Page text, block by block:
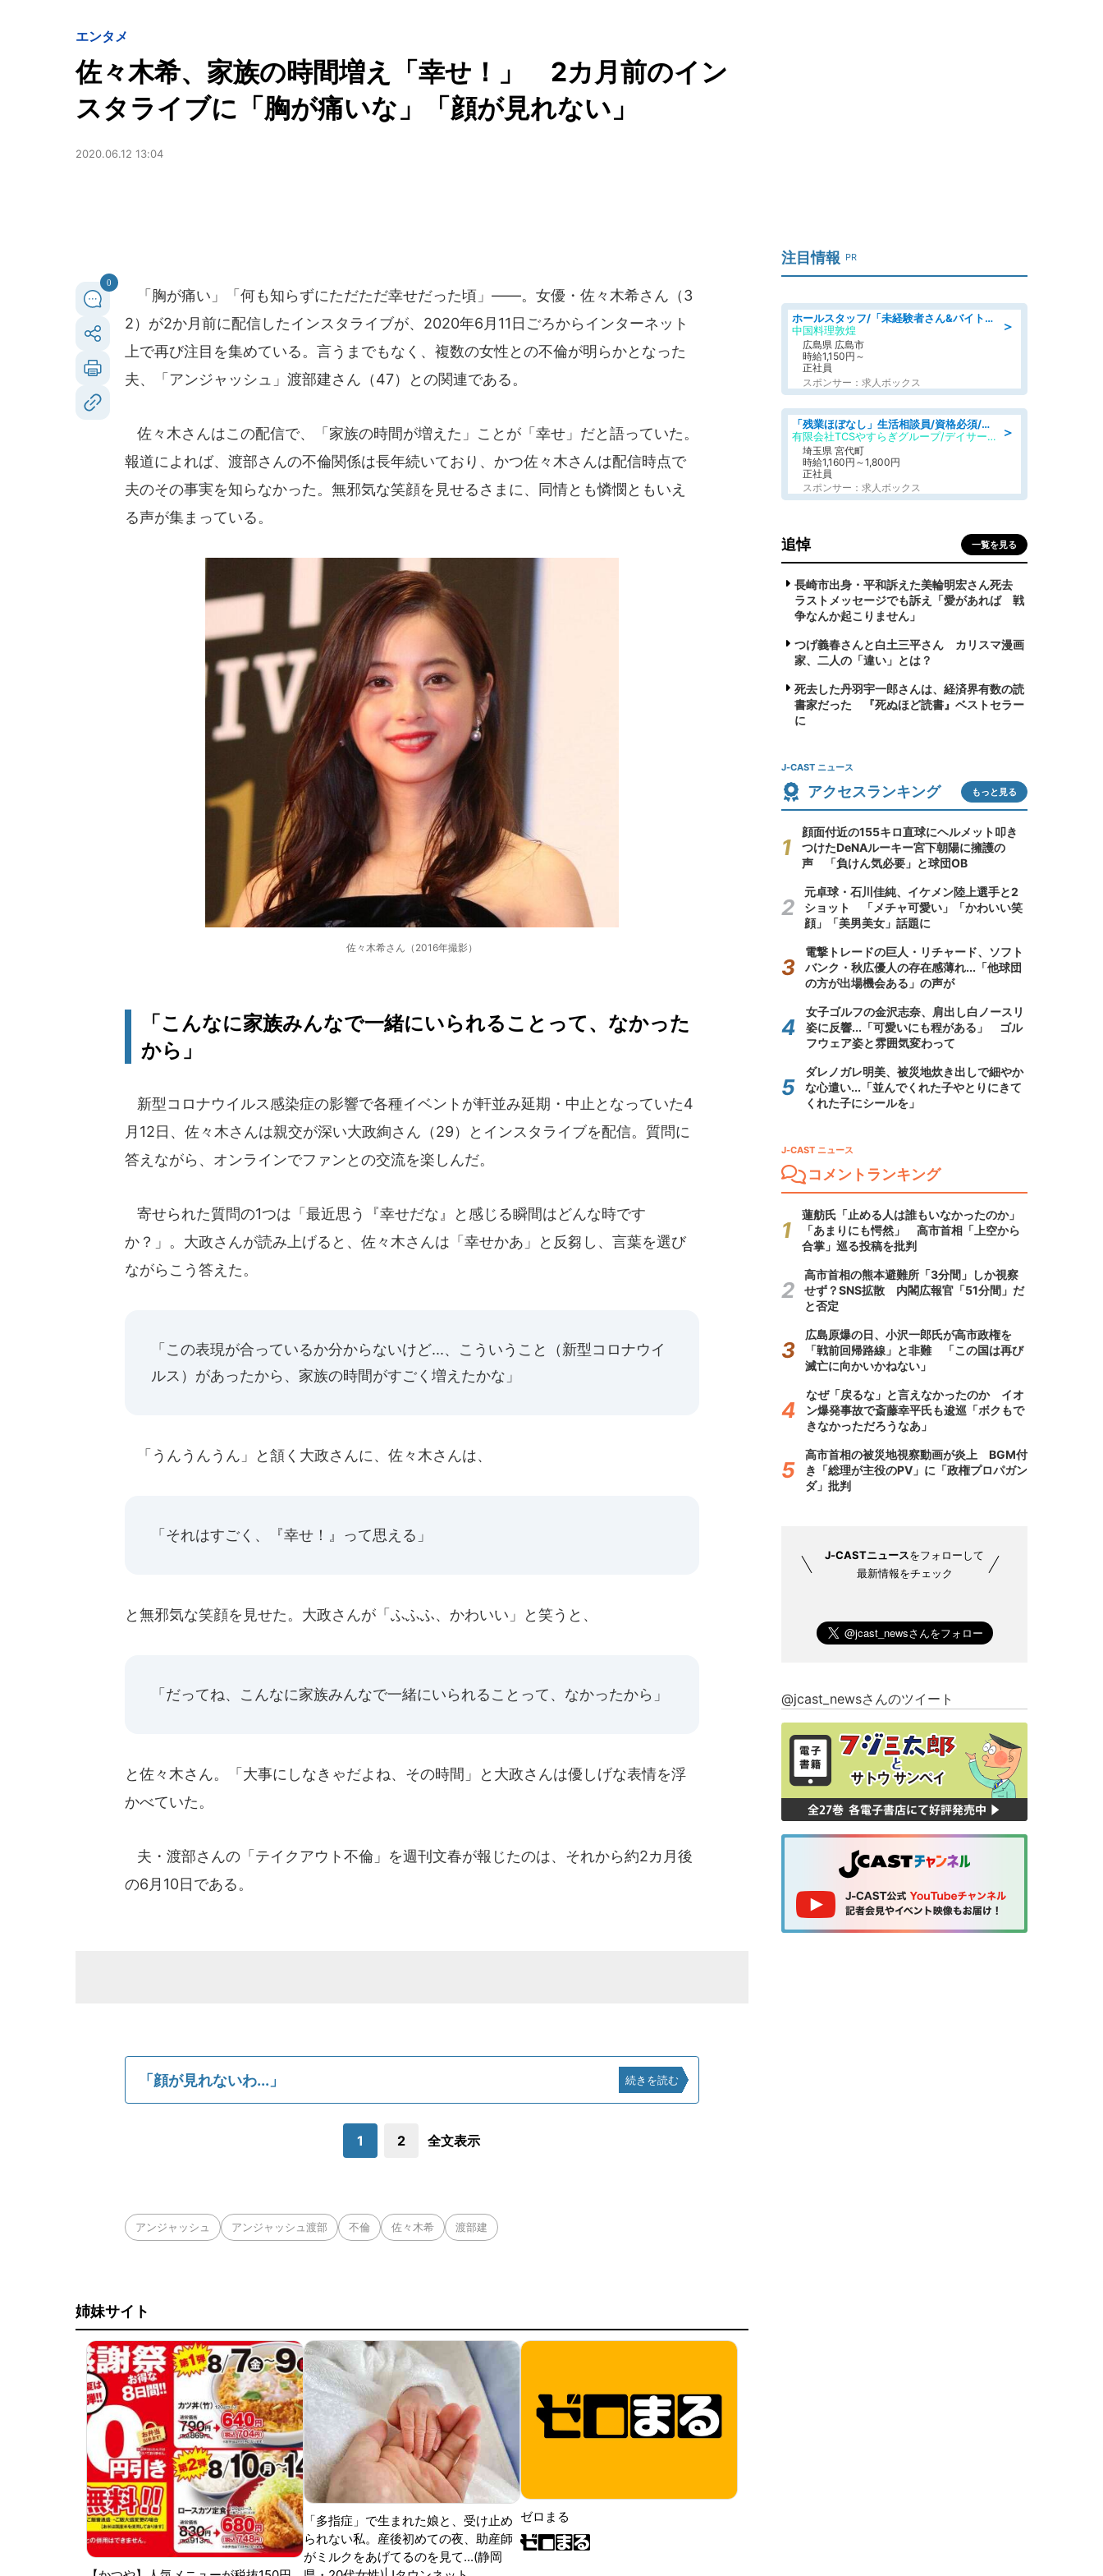
エンタメ
佐々木希、家族の時間増え「幸せ！」 2カ月前のイン
スタライブに「胸が痛いな」「顔が見れない」
2020.06.12 13:04
0
「胸が痛い」「何も知らずにただただ幸せだった頃」――。女優・佐々木希さん（3
2）が2か月前に配信したインスタライブが、2020年6月11日ごろからインターネット
上で再び注目を集めている。言うまでもなく、複数の女性との不倫が明らかとなった
夫、「アンジャッシュ」渡部建さん（47）との関連である。
佐々木さんはこの配信で、「家族の時間が増えた」ことが「幸せ」だと語っていた。
報道によれば、渡部さんの不倫関係は長年続いており、かつ佐々木さんは配信時点で
夫のその事実を知らなかった。無邪気な笑顔を見せるさまに、同情とも憐憫ともいえ
る声が集まっている。
佐々木希さん（2016年撮影）
「こんなに家族みんなで一緒にいられることって、なかった
から」
新型コロナウイルス感染症の影響で各種イベントが軒並み延期・中止となっていた4
月12日、佐々木さんは親交が深い大政絢さん（29）とインスタライブを配信。質問に
答えながら、オンラインでファンとの交流を楽しんだ。
寄せられた質問の1つは「最近思う『幸せだな』と感じる瞬間はどんな時です
か？」。大政さんが読み上げると、佐々木さんは「幸せかあ」と反芻し、言葉を選び
ながらこう答えた。
「この表現が合っているか分からないけど...、こういうこと（新型コロナウイ
ルス）があったから、家族の時間がすごく増えたかな」
「うんうんうん」と頷く大政さんに、佐々木さんは、
「それはすごく、『幸せ！』って思える」
と無邪気な笑顔を見せた。大政さんが「ふふふ、かわいい」と笑うと、
「だってね、こんなに家族みんなで一緒にいられることって、なかったから」
と佐々木さん。「大事にしなきゃだよね、その時間」と大政さんは優しげな表情を浮
かべていた。
夫・渡部さんの「テイクアウト不倫」を週刊文春が報じたのは、それから約2カ月後
の6月10日である。
「顔が見れないわ...」 続きを読む
1 2 全文表示
アンジャッシュ アンジャッシュ渡部 不倫 佐々木希 渡部建
姉妹サイト
「多指症」で生まれた娘と、受け止め
られない私。産後初めての夜、助産師
がミルクをあげてるのを見て...(静岡
ゼロまる
注目情報 PR
＞
ホールスタッフ/「未経験者さん&バイトデビューも大歓迎」残業ほぼなし×1日3時間〜勤務OK!フォロー体制も充実/広島県/広島市南区
中国料理敦煌
広島県 広島市
時給1,150円～
正社員
スポンサー：求人ボックス
＞
「残業ほぼなし」生活相談員/資格必須/正職員/日勤のみ/デイサービス
有限会社TCSやすらぎグループ/デイサービスやすらぎ
埼玉県 宮代町
時給1,160円～1,800円
正社員
スポンサー：求人ボックス
追悼 一覧を見る
長崎市出身・平和訴えた美輪明宏さん死去
ラストメッセージでも訴え「愛があれば 戦
争なんか起こりません」
つげ義春さんと白土三平さん カリスマ漫画
家、二人の「違い」とは？
死去した丹羽宇一郎さんは、経済界有数の読
書家だった 『死ぬほど読書』ベストセラー
に
J-CAST ニュース
アクセスランキング もっと見る
顔面付近の155キロ直球にヘルメット叩き
つけたDeNAルーキー宮下朝陽に擁護の
声 「負けん気必要」と球団OB
元卓球・石川佳純、イケメン陸上選手と2
ショット 「メチャ可愛い」「かわいい笑
顔」「美男美女」話題に
電撃トレードの巨人・リチャード、ソフト
バンク・秋広優人の存在感薄れ...「他球団
の方が出場機会ある」の声が
女子ゴルフの金沢志奈、肩出し白ノースリ
姿に反響...「可愛いにも程がある」 ゴル
フウェア姿と雰囲気変わって
ダレノガレ明美、被災地炊き出しで細やか
な心遣い...「並んでくれた子やとりにきて
くれた子にシールを」
J-CAST ニュース
コメントランキング
蓮舫氏「止める人は誰もいなかったのか」
「あまりにも愕然」 高市首相「上空から
合掌」巡る投稿を批判
高市首相の熊本避難所「3分間」しか視察
せず？SNS拡散 内閣広報官「51分間」だ
と否定
広島原爆の日、小沢一郎氏が高市政権を
「戦前回帰路線」と非難 「この国は再び
滅亡に向かいかねない」
なぜ「戻るな」と言えなかったのか イオ
ン爆発事故で斎藤幸平氏も逡巡「ボクもで
きなかっただろうなあ」
高市首相の被災地視察動画が炎上 BGM付
き「総理が主役のPV」に「政権プロパガン
ダ」批判
J-CASTニュースをフォローして
最新情報をチェック
@jcast_newsさんのツイート